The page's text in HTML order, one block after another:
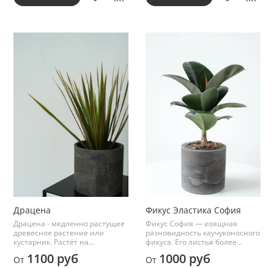
Драцена
Драцена - медленно растущее
древесное растение или
кустарник. Растёт на...
От 1100 руб
Фикус Эластика София
Фикус София — изящная
разновидность каучуконосного
фикуса. Его листья более...
От 1000 руб